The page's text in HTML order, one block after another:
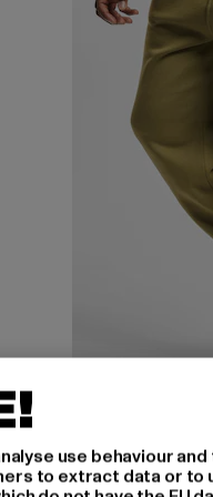
URBAN
Blank
use behaviour
to extract data or to